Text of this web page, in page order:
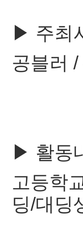
▶ 주최
공블러 /
▶ 활동
고등학
딩/대딩